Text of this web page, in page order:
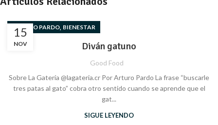
15
NOV
ARTURO PARDO, BIENESTAR
Diván gatuno
Good Food
Sobre La Gatería @lagateria.cr Por Arturo Pardo La frase “buscarle
tres patas al gato” cobra otro sentido cuando se aprende que el
gat...
SIGUE LEYENDO